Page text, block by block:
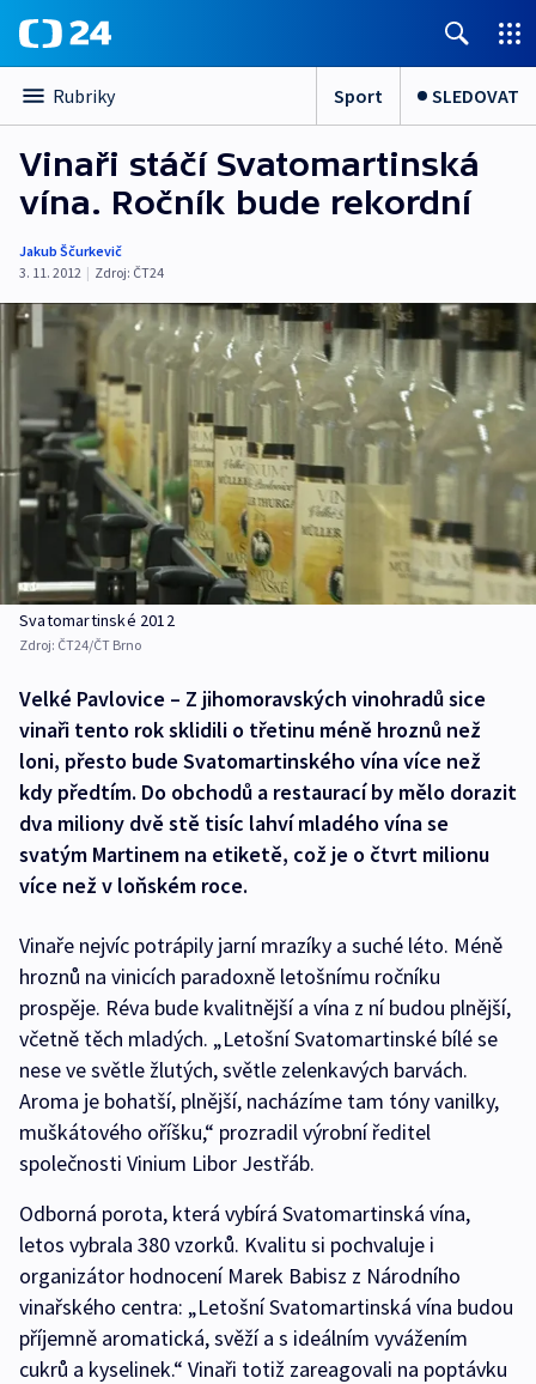
Rubriky Sport SLEDOVAT
Vinaři stáčí Svatomartinská
vína. Ročník bude rekordní
Jakub Ščurkevič
3. 11. 2012 | Zdroj: ČT24
Svatomartinské 2012
Zdroj: ČT24/ČT Brno
Velké Pavlovice – Z jihomoravských vinohradů sice
vinaři tento rok sklidili o třetinu méně hroznů než
loni, přesto bude Svatomartinského vína více než
kdy předtím. Do obchodů a restaurací by mělo dorazit
dva miliony dvě stě tisíc lahví mladého vína se
svatým Martinem na etiketě, což je o čtvrt milionu
více než v loňském roce.
Vinaře nejvíc potrápily jarní mrazíky a suché léto. Méně
hroznů na vinicích paradoxně letošnímu ročníku
prospěje. Réva bude kvalitnější a vína z ní budou plnější,
včetně těch mladých. „Letošní Svatomartinské bílé se
nese ve světle žlutých, světle zelenkavých barvách.
Aroma je bohatší, plnější, nacházíme tam tóny vanilky,
muškátového oříšku,“ prozradil výrobní ředitel
společnosti Vinium Libor Jestřáb.
Odborná porota, která vybírá Svatomartinská vína,
letos vybrala 380 vzorků. Kvalitu si pochvaluje i
organizátor hodnocení Marek Babisz z Národního
vinařského centra: „Letošní Svatomartinská vína budou
příjemně aromatická, svěží a s ideálním vyvážením
cukrů a kyselinek.“ Vinaři totiž zareagovali na poptávku